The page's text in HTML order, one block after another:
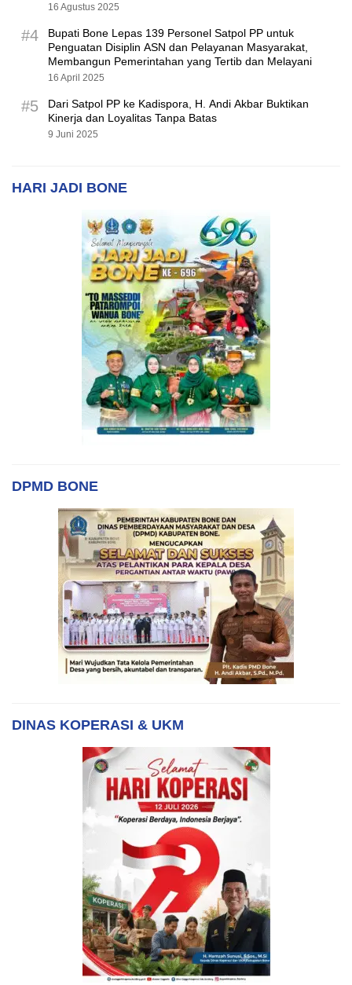
16 Agustus 2025
#4
Bupati Bone Lepas 139 Personel Satpol PP untuk
Penguatan Disiplin ASN dan Pelayanan Masyarakat,
Membangun Pemerintahan yang Tertib dan Melayani
16 April 2025
#5
Dari Satpol PP ke Kadispora, H. Andi Akbar Buktikan
Kinerja dan Loyalitas Tanpa Batas
9 Juni 2025
HARI JADI BONE
DPMD BONE
DINAS KOPERASI & UKM